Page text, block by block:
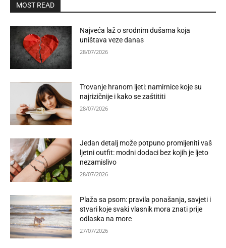
MOST READ
Najveća laž o srodnim dušama koja
uništava veze danas
28/07/2026
Trovanje hranom ljeti: namirnice koje su
najrizičnije i kako se zaštititi
28/07/2026
Jedan detalj može potpuno promijeniti vaš
ljetni outfit: modni dodaci bez kojih je ljeto
nezamislivo
28/07/2026
Plaža sa psom: pravila ponašanja, savjeti i
stvari koje svaki vlasnik mora znati prije
odlaska na more
27/07/2026